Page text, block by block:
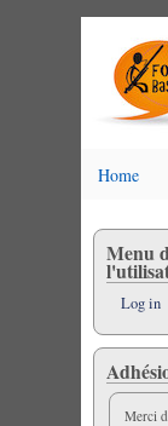
Home
Menu
Log in
Merci